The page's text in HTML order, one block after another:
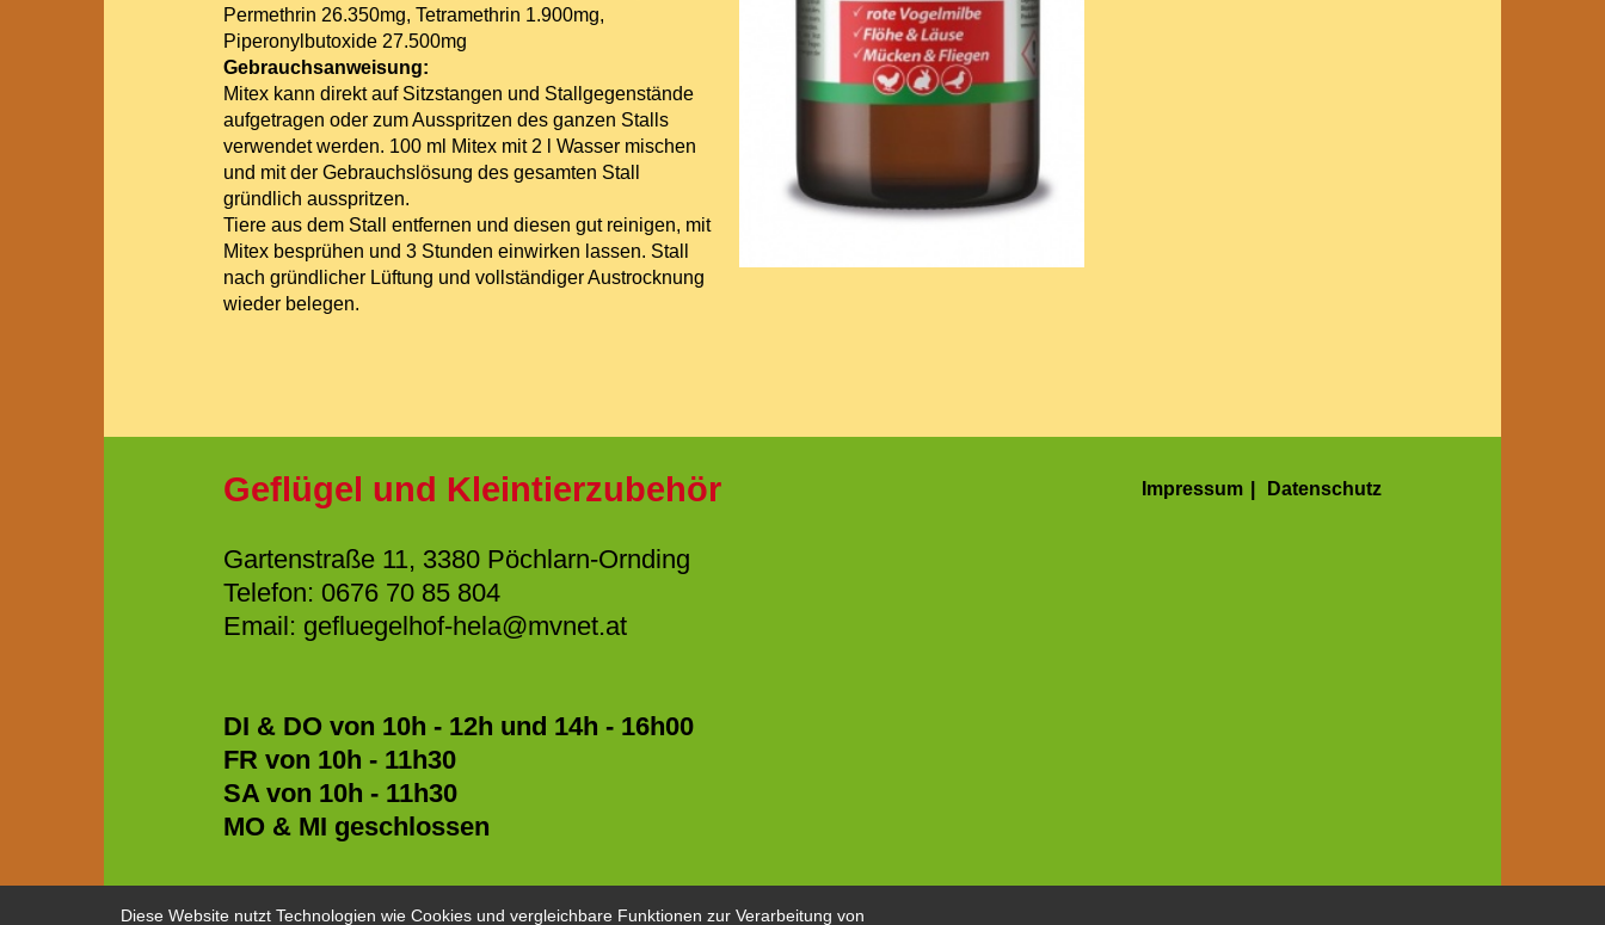
Permethrin 26.350mg, Tetramethrin 1.900mg,
Piperonylbutoxide 27.500mg
Gebrauchsanweisung:
Mitex kann direkt auf Sitzstangen und Stallgegenstände
aufgetragen oder zum Ausspritzen des ganzen Stalls
verwendet werden. 100 ml Mitex mit 2 l Wasser mischen
und mit der Gebrauchslösung des gesamten Stall
gründlich ausspritzen.
Tiere aus dem Stall entfernen und diesen gut reinigen, mit
Mitex besprühen und 3 Stunden einwirken lassen. Stall
nach gründlicher Lüftung und vollständiger Austrocknung
wieder belegen.
Geflügel und Kleintierzubehör
Gartenstraße 11, 3380 Pöchlarn-Ornding
Telefon: 0676 70 85 804
Email: gefluegelhof-hela@mvnet.at
DI & DO von 10h - 12h und 14h - 16h00
FR von 10h - 11h30
SA von 10h - 11h30
MO & MI geschlossen
Impressum Datenschutz
Diese Website nutzt Technologien wie Cookies und vergleichbare Funktionen zur Verarbeitung von